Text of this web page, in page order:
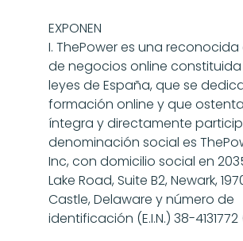
EXPONEN
I. ThePower es una
de negocios online
leyes de España, que se
formación online y que
íntegra y directamente
denominación social es
Inc, con domicilio social en
Lake Road, Suite B2, Newark,
Castle, Delaware y número de
identificación (E.I.N.) 38-4131772